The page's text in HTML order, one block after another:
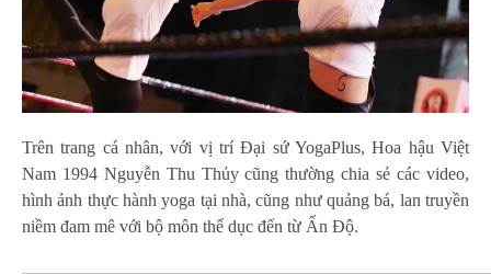
Trên trang cá nhân, với vị trí Đại sứ YogaPlus, Hoa hậu Việt
Nam 1994 Nguyễn Thu Thủy cũng thường chia sẻ các video,
hình ảnh thực hành yoga tại nhà, cũng như quảng bá, lan truyền
niềm đam mê với bộ môn thể dục đến từ Ấn Độ.